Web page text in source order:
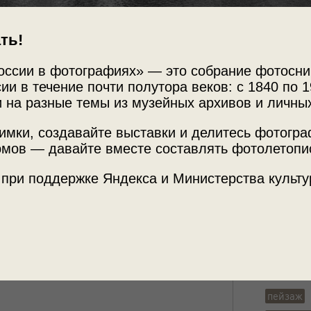
в фотографиях» — это собрание
в течение почти полутора веков: с 1840 по
на разные темы из музейных архивов и
создавайте выставки и делитесь
— давайте вместе составлять
поддержке Яндекса и Министерства
Архив
Место
пейзаж
и
области.